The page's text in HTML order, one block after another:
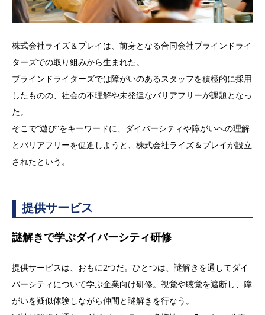
株式会社ライズ＆プレイは、前身となる合同会社ブラインドライ
ターズでの取り組みから生まれた。
ブラインドライターズでは障がいのあるスタッフを積極的に採用
したものの、社会の不理解や未発達なバリアフリーが課題となっ
た。
そこで“遊び”をキーワードに、ダイバーシティや障がいへの理解
とバリアフリーを促進しようと、株式会社ライズ＆プレイが設立
されたという。
提供サービス
謎解きで学ぶダイバーシティ研修
提供サービスは、おもに2つだ。ひとつは、謎解きを通してダイ
バーシティについて学ぶ企業向け研修。視覚や聴覚を遮断し、障
がいを疑似体験しながら仲間と謎解きを行なう。